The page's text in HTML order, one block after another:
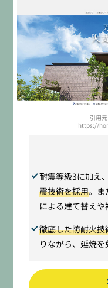
引用
https://
耐震等級3に加え
震技術を採用。ま
による建て替え
徹底した防耐火技
りながら、延焼を